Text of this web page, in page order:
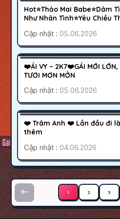
HOẠT ĐỘNG
Hot⭐Thảo Mai Babe⭐Dâm
Như Nhân Tình⭐Yêu Chiều
Cập nhật :05.06.2026
HOẠT ĐỘNG
❤️ÁI VY – 2K7❤️GÁI MỚI LỚN,
TƯƠI MƠN MỞN
Cập nhật :05.06.2026
HOẠT ĐỘNG
❤️ Trâm Anh ❤️ Lần đầu đi
thêm
Cập nhật :04.06.2026
Phân trang bài viết
1 2 3